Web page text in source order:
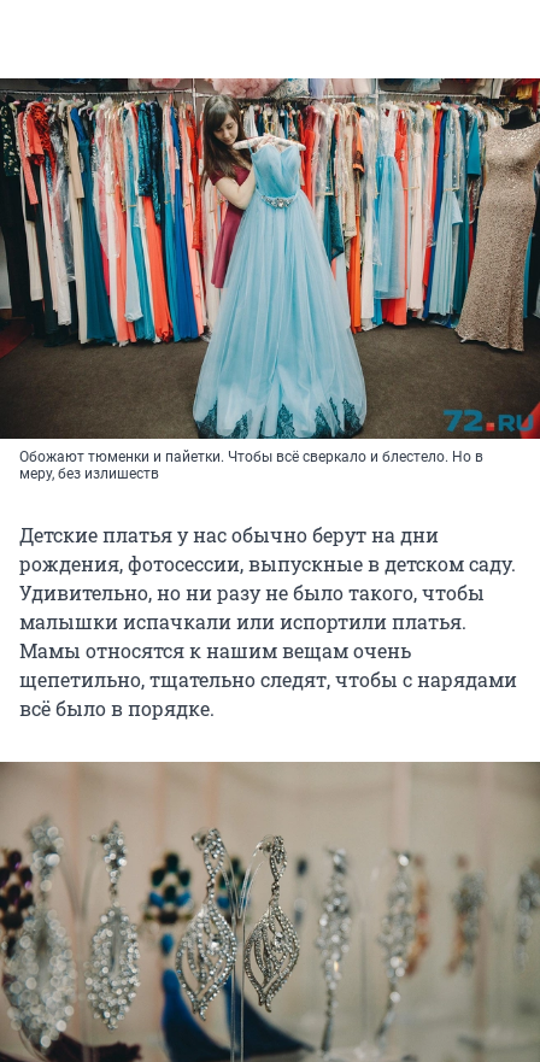
Обожают тюменки и пайетки. Чтобы всё сверкало и блестело. Но в
меру, без излишеств
Детские платья у нас обычно берут на дни
рождения, фотосессии, выпускные в детском саду.
Удивительно, но ни разу не было такого, чтобы
малышки испачкали или испортили платья.
Мамы относятся к нашим вещам очень
щепетильно, тщательно следят, чтобы с нарядами
всё было в порядке.